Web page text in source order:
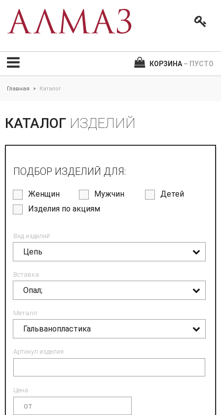
КОРЗИНА – ПУСТО
Главная > Каталог
КАТАЛОГ ИЗДЕЛИЙ
ПОДБОР ИЗДЕЛИЙ ДЛЯ:
Женщин Мужчин
Детей
Изделия по акциям
Вид изделий:
Цепь
Вставка:
Опал;
Металл:
Гальванопластика
Артикул изделия:
Цена: